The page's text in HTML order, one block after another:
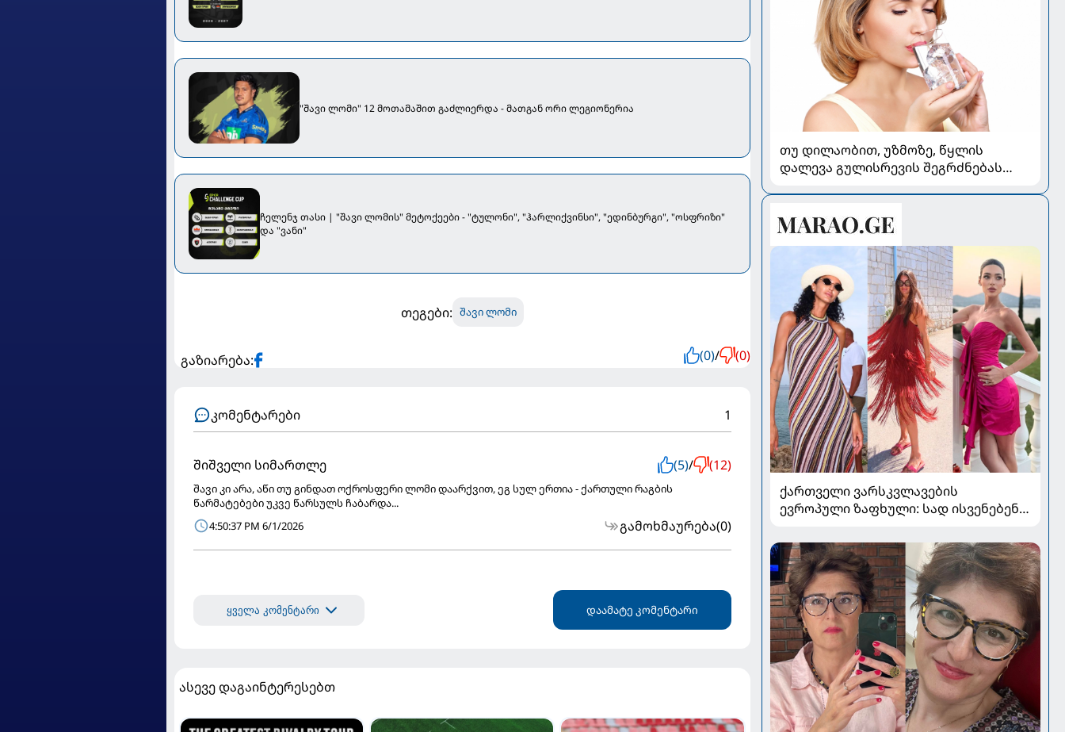
"შავი ლომი" 12 მოთამაშით გაძლიერდა - მათგან ორი ლეგიონერია
ჩელენჯ თასი | "შავი ლომის" მეტოქეები - "ტულონი", "ჰარლიქვინსი", "ედინბურგი", "ოსფრიზი"
და "ვანი"
თეგები: შავი ლომი
გაზიარება: (0)/ (0)
კომენტარები 1
შიშველი სიმართლე (5)/ (12)
შავი კი არა, აწი თუ გინდათ ოქროსფერი ლომი დაარქვით, ეგ სულ ერთია - ქართული რაგბის
წარმატებები უკვე წარსულს ჩაბარდა...
4:50:37 PM 6/1/2026
გამოხმაურება(0)
ყველა კომენტარი დაამატე კომენტარი
ასევე დაგაინტერესებთ
თუ დილაობით, უზმოზე, წყლის
დალევა გულისრევის შეგრძნებას
ქართველი ვარსკვლავების
ევროპული ზაფხული: სად ისვენებენ